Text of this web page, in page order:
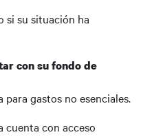
si su situación ha
con su fondo de
para gastos no esenciales.
cuenta con acceso